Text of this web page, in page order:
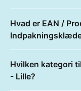
Hvad er EAN /
Hvilken kategori
- Lille?